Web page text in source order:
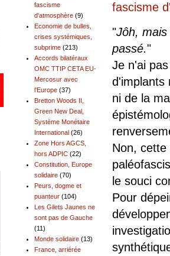
fascisme
"Jôh,
passé."
Je n'ai
d'implants
ni de la
Non,
le souci
Pour
fascisme
d'atmosphère (9)
Economie de bulles,
crises systémiques,
subprime (213)
Accords bilatéraux
OMC TTIP CETA EU-
Mercosur avec
l'Europe (37)
Bretton Woods II,
Green New Deal,
Système Monétaire
International (26)
Zone Hors AGCS,
hors ADPIC (22)
Constitution, Europe
solidaire (70)
Peurs, dogme et
puanteur (104)
Les Gilets Jaunes ne
sont pas de Gauche
(11)
Monde solidaire (13)
France, arriérée